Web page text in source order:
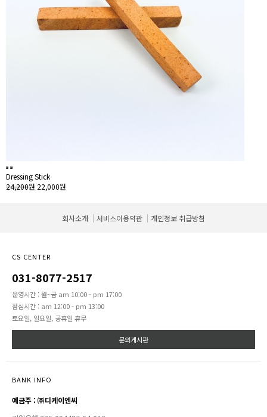
Dressing Stick
24,200원 22,000원
회사소개 서비스이용약관 개인정보 취급방침
CS CENTER
031-8077-2517
운영시간 : 월~금 am 10:00 - pm 17:00
점심시간 : am 12:00 - pm 13:00
토요일, 일요일, 공휴일 휴무
문의게시판
BANK INFO
예금주 : ㈜디케이엔씨